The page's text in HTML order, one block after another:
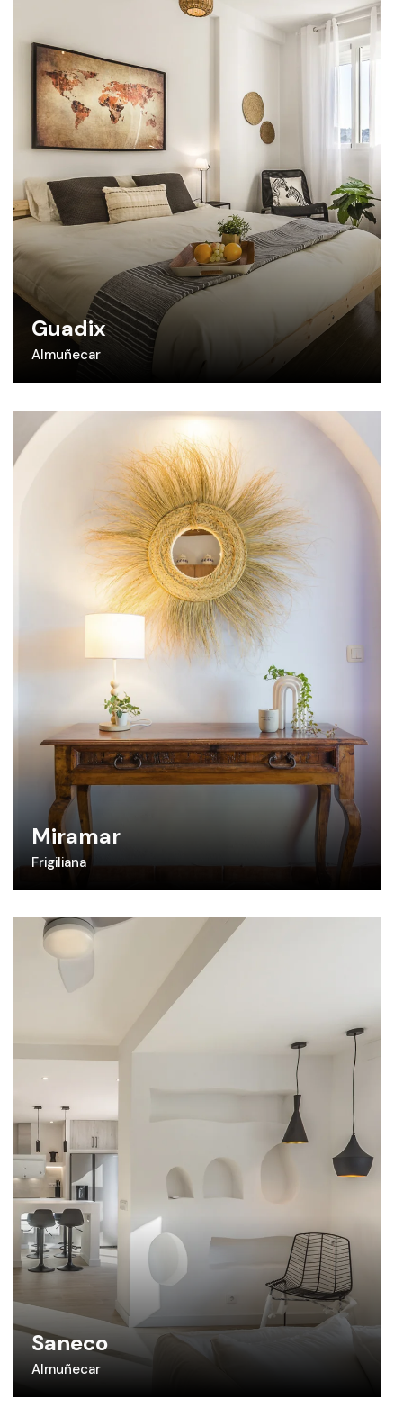
Guadix
Almuñecar
Miramar
Frigiliana
Saneco
Almuñecar